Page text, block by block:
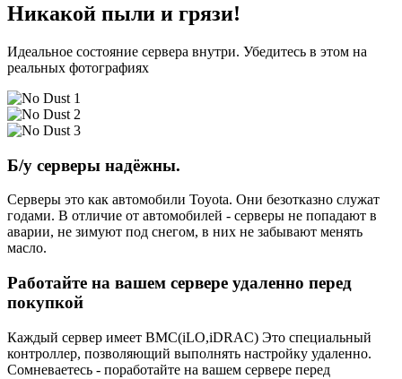
Никакой пыли и грязи!
Идеальное состояние сервера внутри. Убедитесь в этом на
реальных фотографиях
Б/у серверы надёжны.
Серверы это как автомобили Toyota. Они безотказно служат
годами. В отличие от автомобилей - серверы не попадают в
аварии, не зимуют под снегом, в них не забывают менять
масло.
Работайте на вашем сервере удаленно перед
покупкой
Каждый сервер имеет BMC(iLO,iDRAC) Это специальный
контроллер, позволяющий выполнять настройку удаленно.
Сомневаетесь - поработайте на вашем сервере перед